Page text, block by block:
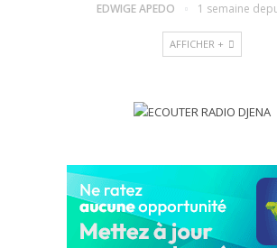
EDWIGE APEDO 1 semaine
AFFICHER +